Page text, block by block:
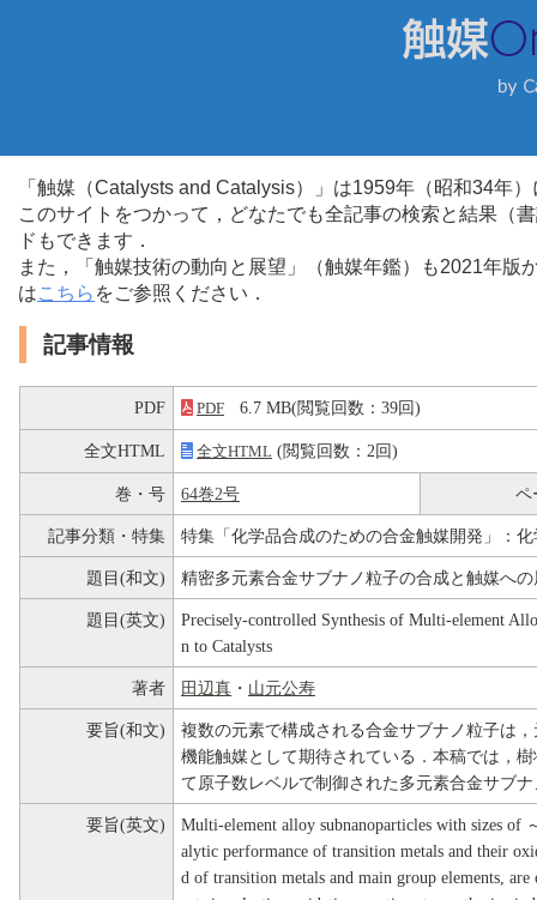
「触媒（Catalysts and Catalysis）」は1959年（昭和34年
このサイトをつかって，どなたでも全記事の検索と結果（
ドもできます．
また，「触媒技術の動向と展望」（触媒年鑑）も2021年
はこちら をご参照ください．
記事情報
PDF PDF 6.7 MB(閲覧回数：39回)
全文HTML 全文HTML (閲覧回数：2回)
巻・号 64巻2号 ペ
記事分類・特集 特集「化学品合成のための合金触媒開発」：
題目(和文) 精密多元素合金サブナノ粒子の合成と触媒への
題目(英文)
Precisely-controlled Synthesis of Multi-element
n to Catalysts
著者 田辺真 ・ 山元公寿
要旨(和文)
複数の元素で構成される合金サブナノ粒子は
機能触媒として期待されている．本稿では，
て原子数レベルで制御された多元素合金サブ
要旨(英文)
Multi-element alloy subnanoparticles with sizes of
alytic performance of transition metals and their
d of transition metals and main group elements,